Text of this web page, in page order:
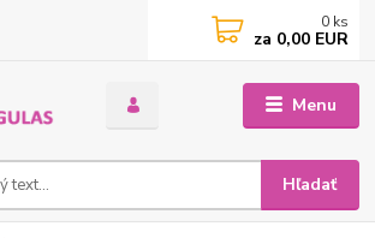
Menu
Hľadať
0 ks
za 0,00 EUR